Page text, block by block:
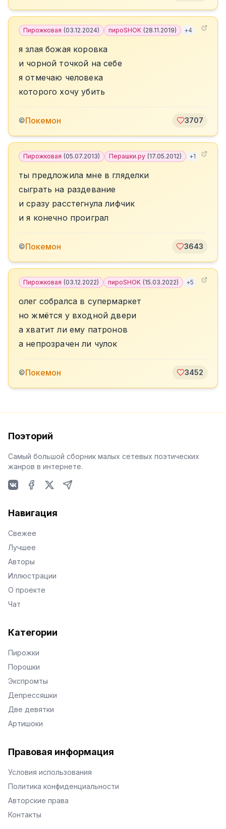
Пирожковая (03.12.2024) пироSHOK (28.11.2019) +4
я злая божая коровка
и чорной точкой на себе
я отмечаю человека
которого хочу убить
©Покемон 3707
Пирожковая (05.07.2013) Перашки.ру (17.05.2012) +1
ты предложила мне в гляделки
сыграть на раздевание
и сразу расстегнула лифчик
и я конечно проиграл
©Покемон 3643
Пирожковая (03.12.2022) пироSHOK (15.03.2022) +5
олег собралса в супермаркет
но жмётся у входной двери
а хватит ли ему патронов
а непрозрачен ли чулок
©Покемон 3452
Поэторий
Самый большой сборник малых сетевых поэтических
жанров в интернете.
Навигация
Свежее
Лучшее
Авторы
Иллюстрации
О проекте
Чат
Категории
Пирожки
Порошки
Экспромты
Депрессяшки
Две девятки
Артишоки
Правовая информация
Условия использования
Политика конфиденциальности
Авторские права
Контакты